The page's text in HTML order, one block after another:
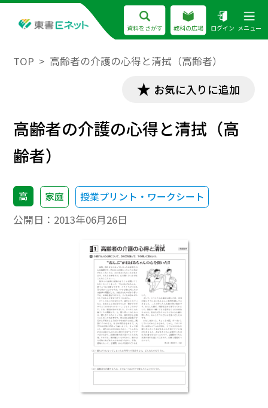
資料をさがす 教科の広場 ログイン メニュー
TOP 高齢者の介護の心得と清拭（高齢者）
お気に入りに追加
高齢者の介護の心得と清拭（高
齢者）
高 家庭 授業プリント・ワークシート
公開日： 2013年06月26日